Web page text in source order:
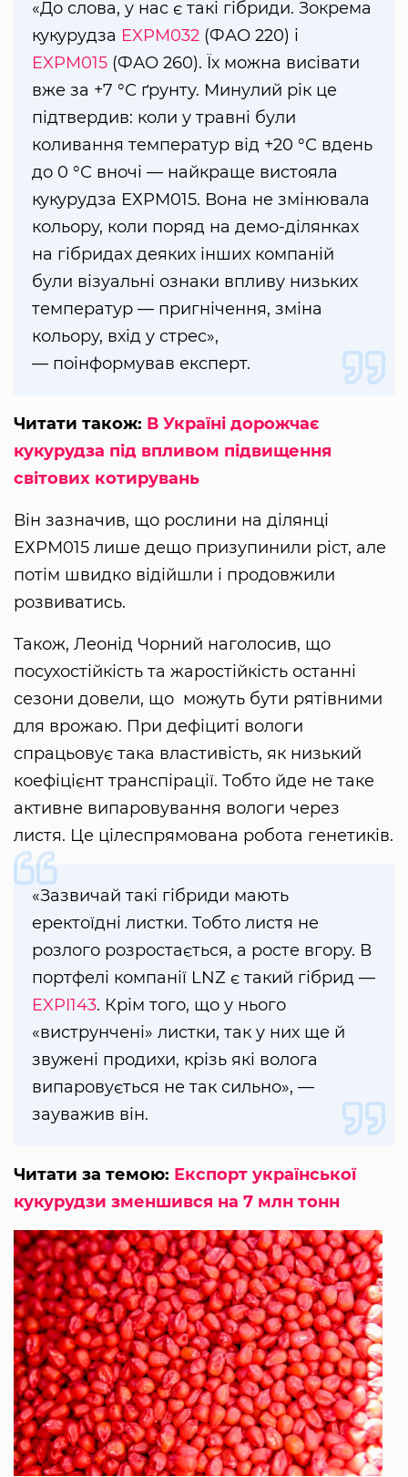
«До слова, у нас є такі гібриди. Зокрема
кукурудза EXPM032 (ФАО 220) і
EXPM015 (ФАО 260). Їх можна висівати
вже за +7 °С ґрунту. Минулий рік це
підтвердив: коли у травні були
коливання температур від +20 °С вдень
до 0 °С вночі — найкраще вистояла
кукурудза ЕХРМ015. Вона не змінювала
кольору, коли поряд на демо-ділянках
на гібридах деяких інших компаній
були візуальні ознаки впливу низьких
температур — пригнічення, зміна
кольору, вхід у стрес»,
— поінформував експерт.
Читати також: В Україні дорожчає
кукурудза під впливом підвищення
світових котирувань
Він зазначив, що рослини на ділянці
ЕХРМ015 лише дещо призупинили ріст, але
потім швидко відійшли і продовжили
розвиватись.
Також, Леонід Чорний наголосив, що
посухостійкість та жаростійкість останні
сезони довели, що можуть бути рятівними
для врожаю. При дефіциті вологи
спрацьовує така властивість, як низький
коефіцієнт транспірації. Тобто йде не таке
активне випаровування вологи через
листя. Це цілеспрямована робота генетиків.
«Зазвичай такі гібриди мають
еректоїдні листки. Тобто листя не
розлого розростається, а росте вгору. В
портфелі компанії LNZ є такий гібрид —
EXPI143. Крім того, що у нього
«виструнчені» листки, так у них ще й
звужені продихи, крізь які волога
випаровується не так сильно», —
зауважив він.
Читати за темою: Експорт української
кукурудзи зменшився на 7 млн тонн